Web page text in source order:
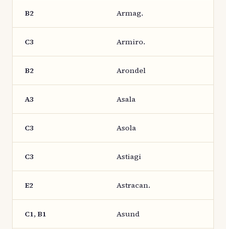
B2 Armag.
C3 Armiro.
B2 Arondel
A3 Asala
C3 Asola
C3 Astiagi
E2 Astracan.
C1, B1 Asund